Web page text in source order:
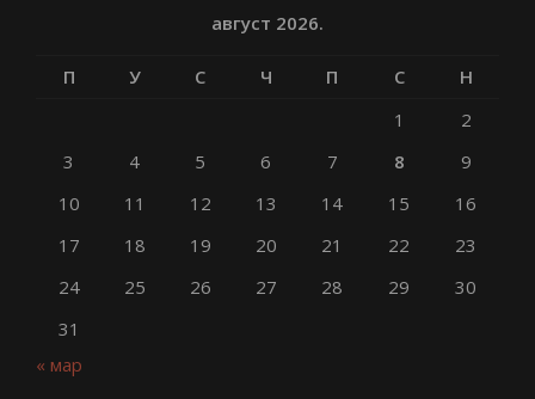
август 2026.
П У С Ч П С
Н
1
2
3
4 5 6 7 8
9
10
11 12 13 14 15
16
17
18 19 20 21 22
23
24
25 26 27 28 29
30
31
« мар